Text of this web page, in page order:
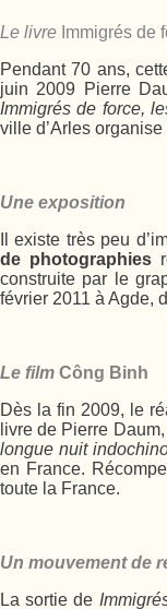
Le livre Immigrés de
Pendant 70 ans,
juin 2009 Pierre
Immigrés de force,
ville d’Arles
Une exposition
Il existe très peu
de photographies
construite par le
février 2011 à Agde,
Le film Công Binh
Dès la fin 2009, le
livre de Pierre Daum,
longue nuit
en France.
toute la France.
Un mouvement de
La sortie de